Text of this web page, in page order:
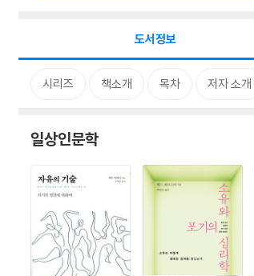
도서정보
시리즈 책소개 목차 저자 소개
일상인문학